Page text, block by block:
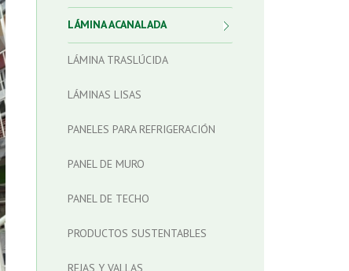
LÁMINA ACANALADA
LÁMINA TRASLÚCIDA
LÁMINAS LISAS
PANELES PARA REFRIGERACIÓN
PANEL DE MURO
PANEL DE TECHO
PRODUCTOS SUSTENTABLES
REJAS Y VALLAS